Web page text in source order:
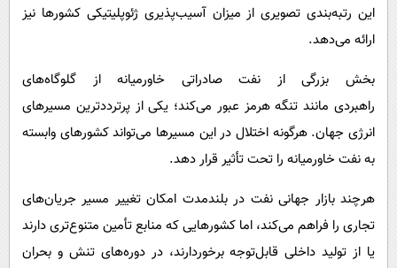
این رتبه‌بندی تصویری از میزان آسیب‌پذیری ژئوپلیتیکی کشورها نیز
ارائه می‌دهد.
بخش بزرگی از نفت صادراتی خاورمیانه از گلوگاه‌های
راهبردی مانند تنگه هرمز عبور می‌کند؛ یکی از پرترددترین مسیرهای
انرژی جهان. هرگونه اختلال در این مسیرها می‌تواند کشورهای وابسته
به نفت خاورمیانه را تحت تأثیر قرار دهد.
هرچند بازار جهانی نفت در بلندمدت امکان تغییر مسیر جریان‌های
تجاری را فراهم می‌کند، اما کشورهایی که منابع تأمین متنوع‌تری دارند
یا از تولید داخلی قابل‌توجه برخوردارند، در دوره‌های تنش و بحران